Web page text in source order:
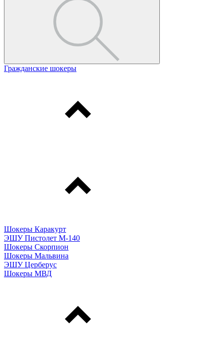
Гражданские шокеры
Шокеры Каракурт
ЭШУ Пистолет М-140
Шокеры Скорпион
Шокеры Мальвина
ЭШУ Церберус
Шокеры МВД